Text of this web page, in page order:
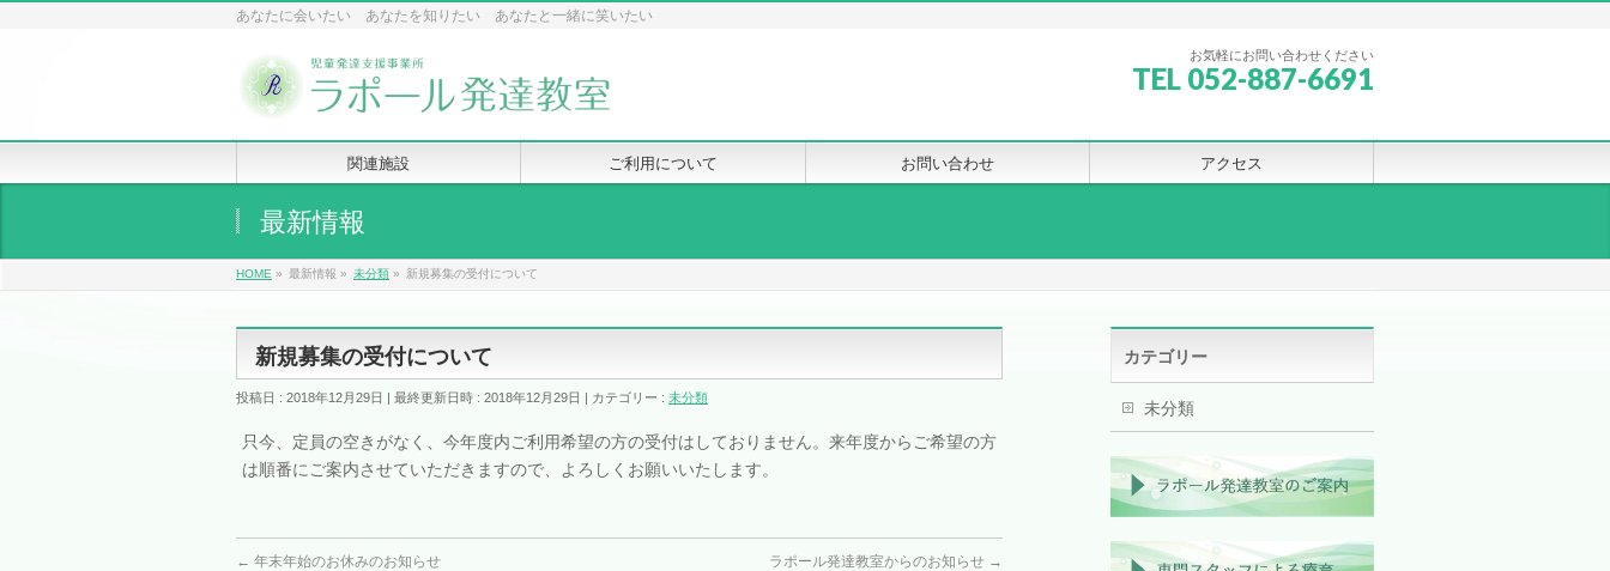
あなたに会いたい あなたを知りたい あなたと一緒に笑いたい
お気軽にお問い合わせください
TEL 052-887-6691
関連施設 ご利用について お問い合わせ アクセス
最新情報
HOME » 最新情報 » 未分類 » 新規募集の受付について
新規募集の受付について
投稿日 : 2018年12月29日 最終更新日時 : 2018年12月29日 カテゴリー : 未分類
只今、定員の空きがなく、今年度内ご利用希望の方の受付はしておりません。来年度からご希望の方
は順番にご案内させていただきますので、よろしくお願いいたします。
← 年末年始のお休みのお知らせ ラポール発達教室からのお知らせ →
カテゴリー
未分類